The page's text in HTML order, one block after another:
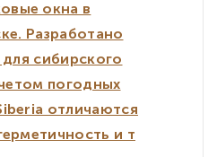
окна в
Разработано
сибирского
погодных
отличаются
и т